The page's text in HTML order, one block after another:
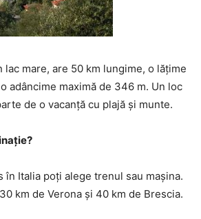
lac mare, are 50 km lungime, o lățime
adâncime maximă de 346 m. Un loc
de o vacanță cu plajă și munte.
în Italia poți alege trenul sau mașina.
km de Verona și 40 km de Brescia.